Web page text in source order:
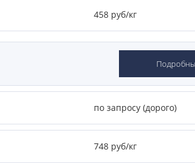
458 руб/кг
по запросу (дорого)
748 руб/кг